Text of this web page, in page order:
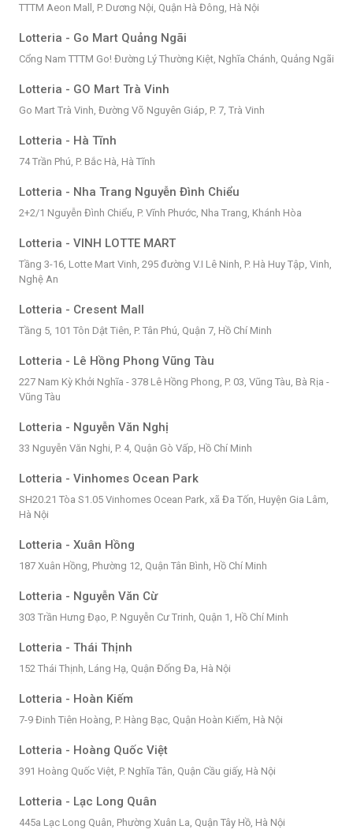
TTTM Aeon Mall, P. Dương Nội, Quận Hà Đông, Hà Nội
Lotteria - Go Mart Quảng Ngãi
Cổng Nam TTTM Go! Đường Lý Thường Kiệt, Nghĩa Chánh, Quảng Ngãi
Lotteria - GO Mart Trà Vinh
Go Mart Trà Vinh, Đường Võ Nguyên Giáp, P. 7, Trà Vinh
Lotteria - Hà Tĩnh
74 Trần Phú, P. Bắc Hà, Hà Tĩnh
Lotteria - Nha Trang Nguyễn Đình Chiểu
2+2/1 Nguyễn Đình Chiểu, P. Vĩnh Phước, Nha Trang, Khánh Hòa
Lotteria - VINH LOTTE MART
Tầng 3-16, Lotte Mart Vinh, 295 đường V.I Lê Ninh, P. Hà Huy Tập, Vinh,
Nghệ An
Lotteria - Cresent Mall
Tầng 5, 101 Tôn Dật Tiên, P. Tân Phú, Quận 7, Hồ Chí Minh
Lotteria - Lê Hồng Phong Vũng Tàu
227 Nam Kỳ Khởi Nghĩa - 378 Lê Hồng Phong, P. 03, Vũng Tàu, Bà Rịa -
Vũng Tàu
Lotteria - Nguyễn Văn Nghị
33 Nguyễn Văn Nghi, P. 4, Quận Gò Vấp, Hồ Chí Minh
Lotteria - Vinhomes Ocean Park
SH20.21 Tòa S1.05 Vinhomes Ocean Park, xã Đa Tốn, Huyện Gia Lâm,
Hà Nội
Lotteria - Xuân Hồng
187 Xuân Hồng, Phường 12, Quận Tân Bình, Hồ Chí Minh
Lotteria - Nguyễn Văn Cừ
303 Trần Hưng Đạo, P. Nguyễn Cư Trinh, Quận 1, Hồ Chí Minh
Lotteria - Thái Thịnh
152 Thái Thịnh, Láng Hạ, Quận Đống Đa, Hà Nội
Lotteria - Hoàn Kiếm
7-9 Đinh Tiên Hoàng, P. Hàng Bạc, Quận Hoàn Kiếm, Hà Nội
Lotteria - Hoàng Quốc Việt
391 Hoàng Quốc Việt, P. Nghĩa Tân, Quận Cầu giấy, Hà Nội
Lotteria - Lạc Long Quân
445a Lạc Long Quân, Phường Xuân La, Quận Tây Hồ, Hà Nội